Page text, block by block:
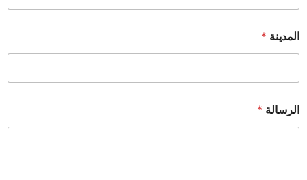
المدينة *
الرسالة *